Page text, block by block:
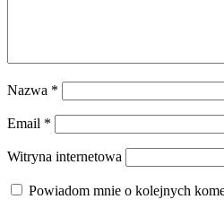
Nazwa *
Email *
Witryna internetowa
Powiadom mnie o kolejnych